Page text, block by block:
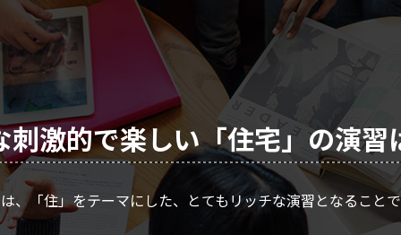
刺激的で楽しい「住宅」の演習
、「住」をテーマにした、とてもリッチな演習となること